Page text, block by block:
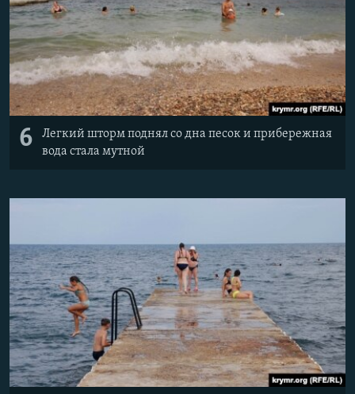
6
Легкий шторм поднял со дна песок и прибережная
вода стала мутной